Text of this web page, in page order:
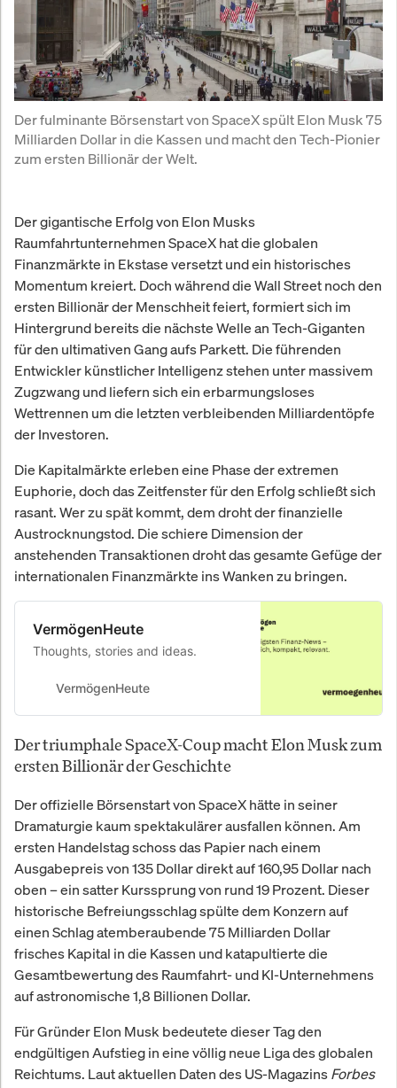
Der fulminante Börsenstart von SpaceX spült Elon Musk 75
Milliarden Dollar in die Kassen und macht den Tech-Pionier
zum ersten Billionär der Welt.
Der gigantische Erfolg von Elon Musks
Raumfahrtunternehmen SpaceX hat die globalen
Finanzmärkte in Ekstase versetzt und ein historisches
Momentum kreiert. Doch während die Wall Street noch den
ersten Billionär der Menschheit feiert, formiert sich im
Hintergrund bereits die nächste Welle an Tech-Giganten
für den ultimativen Gang aufs Parkett. Die führenden
Entwickler künstlicher Intelligenz stehen unter massivem
Zugzwang und liefern sich ein erbarmungsloses
Wettrennen um die letzten verbleibenden Milliardentöpfe
der Investoren.
Die Kapitalmärkte erleben eine Phase der extremen
Euphorie, doch das Zeitfenster für den Erfolg schließt sich
rasant. Wer zu spät kommt, dem droht der finanzielle
Austrocknungstod. Die schiere Dimension der
anstehenden Transaktionen droht das gesamte Gefüge der
internationalen Finanzmärkte ins Wanken zu bringen.
VermögenHeute
Thoughts, stories and ideas.
VermögenHeute
Der triumphale SpaceX-Coup macht Elon Musk zum
ersten Billionär der Geschichte
Der offizielle Börsenstart von SpaceX hätte in seiner
Dramaturgie kaum spektakulärer ausfallen können. Am
ersten Handelstag schoss das Papier nach einem
Ausgabepreis von 135 Dollar direkt auf 160,95 Dollar nach
oben – ein satter Kurssprung von rund 19 Prozent. Dieser
historische Befreiungsschlag spülte dem Konzern auf
einen Schlag atemberaubende 75 Milliarden Dollar
frisches Kapital in die Kassen und katapultierte die
Gesamtbewertung des Raumfahrt- und KI-Unternehmens
auf astronomische 1,8 Billionen Dollar.
Für Gründer Elon Musk bedeutete dieser Tag den
endgültigen Aufstieg in eine völlig neue Liga des globalen
Reichtums. Laut aktuellen Daten des US-MagazinsForbes